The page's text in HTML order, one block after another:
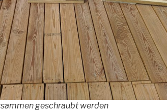
geschraubt werden